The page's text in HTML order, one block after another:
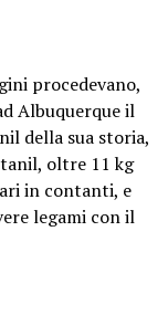
procedevano,
Albuquerque il
della sua storia,
oltre 11 kg
in contanti, e
legami con il